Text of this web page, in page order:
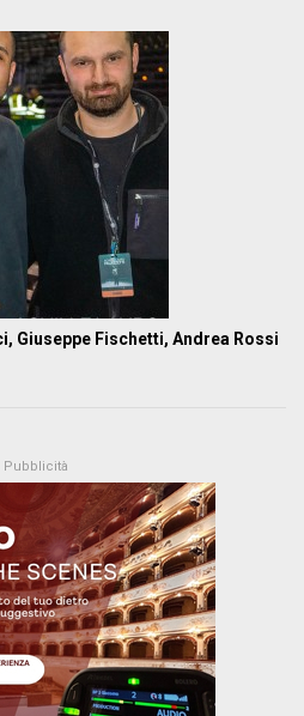
Giuseppe Fischetti, Andrea Rossi